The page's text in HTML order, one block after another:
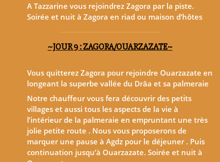
A Tazzarine vous rejoindrez Zagora par la piste.
Soirée et nuit à Zagora en riad ou maison d’hôtes
~JOUR 9 : ZAGORA/OUARZAZATE~
Vous quitterez Zagora pour rejoindre Ouarzazate en
longeant la superbe vallée du Drâa et sa palmeraie
Notre chauffeur vous fera découvrir des petits
villages et aussi tous les aspects de la vie à
l’intérieur de la palmeraie en empruntant une très
jolie petite route . Nous vous proposerons de
marquer une pause à Agdz pour le déjeuner . Puis
continuation jusqu’à Ouarzazate. Soirée et nuit à